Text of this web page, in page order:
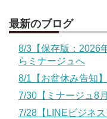
最新のブログ
8/3【保存版：2026
らミナージュへ
8/1【お盆休み告知】
7/30【ミナージュ8
7/28【LINEビジネス